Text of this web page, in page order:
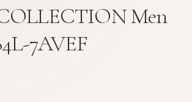
Men
7AVEF